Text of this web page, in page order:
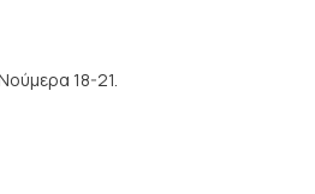
18-21.